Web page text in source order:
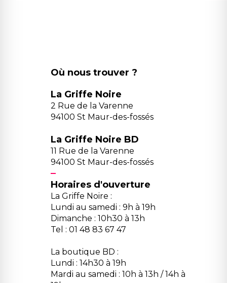
Où nous trouver ?
La Griffe Noire
2 Rue de la Varenne
94100 St Maur-des-fossés
La Griffe Noire BD
11 Rue de la Varenne
94100 St Maur-des-fossés
Horaires d'ouverture
La Griffe Noire :
Lundi au samedi : 9h à 19h
Dimanche : 10h30 à 13h
Tel : 01 48 83 67 47
La boutique BD :
Lundi : 14h30 à 19h
Mardi au samedi : 10h à 13h / 14h à